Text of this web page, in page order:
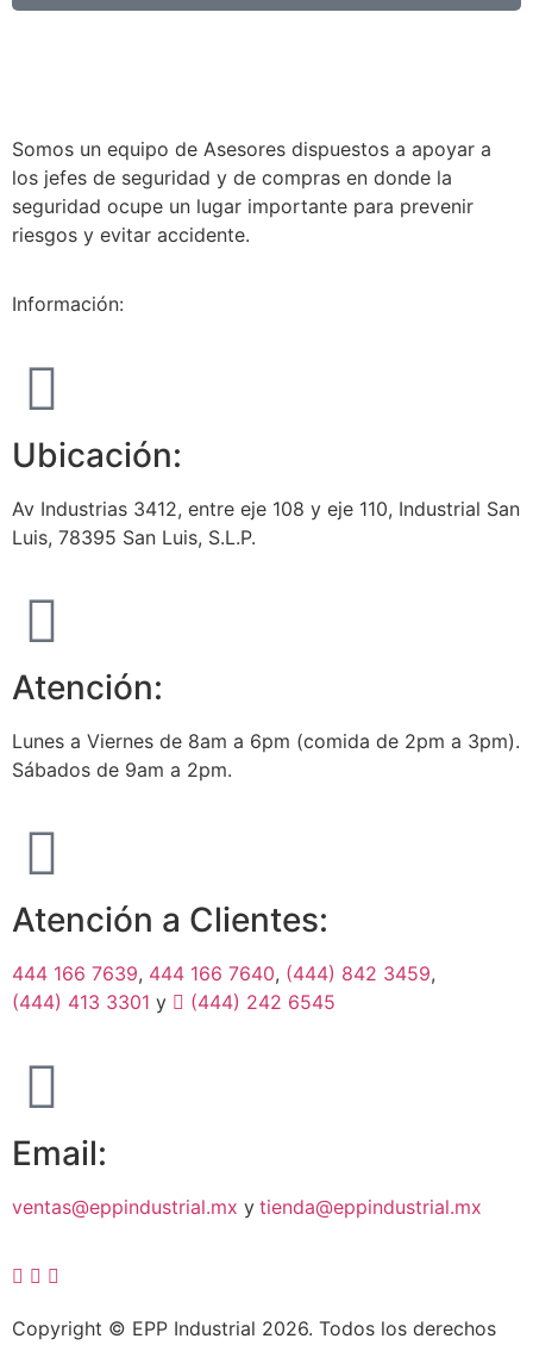
Somos un equipo de Asesores dispuestos a apoyar a
los jefes de seguridad y de compras en donde la
seguridad ocupe un lugar importante para prevenir
riesgos y evitar accidente.
Información:
Ubicación:
Av Industrias 3412, entre eje 108 y eje 110, Industrial San
Luis, 78395 San Luis, S.L.P.
Atención:
Lunes a Viernes de 8am a 6pm (comida de 2pm a 3pm).
Sábados de 9am a 2pm.
Atención a Clientes:
444 166 7639, 444 166 7640, (444) 842 3459,
(444) 413 3301 y (444) 242 6545
Email:
ventas@eppindustrial.mx y tienda@eppindustrial.mx
Copyright © EPP Industrial 2026. Todos los derechos